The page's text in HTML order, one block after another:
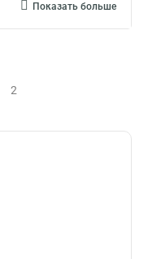
Показать больше
2